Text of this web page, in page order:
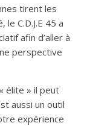
tirent les
C.D.J.E 45 a
afin d’aller à
perspective
élite » il peut
aussi un outil
expérience